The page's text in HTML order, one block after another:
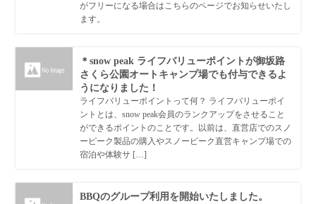
がフリーになる場合はこちらのページでお知らせいたし
ます。
＊snow peak ライフバリューポイントが御坂路
さくら公園オートキャンプ場でも付与できるよ
うになりました！
ライフバリューポイントって何？ ライフバリューポイ
ントとは、snow peak会員のランクアップをさせること
ができるポイントのことです。以前は、直営店でのスノ
ーピーク製品の購入やスノーピーク直営キャンプ場での
宿泊や体験サ […]
BBQのグループ利用を開始いたしました。